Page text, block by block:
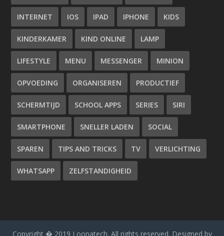
INTERNET IOS IPAD IPHONE KIDS
KINDERKAMER KIND ONLINE LAMP
LIFESTYLE MENU MESSENGER MINION
OPVOEDING ORGANISEREN PRODUCTIEF
SCHERMTIJD SCHOOL APPS SERIES SIRI
SMARTPHONE SNELLER LADEN SOCIAL
SPAREN TIPS AND TRICKS TV VERLICHTING
WHATSAPP ZELFSTANDIGHEID
Copyright � 2019 Loonatech. All rights reserved. Designed by